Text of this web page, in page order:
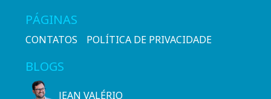
PÁGINAS
CONTATOS POLÍTICA DE PRIVACIDADE
BLOGS
JEAN VALÉRIO